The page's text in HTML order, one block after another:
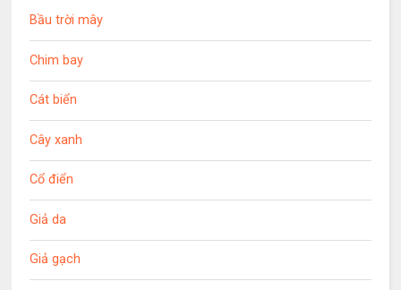
Bầu trời mây
Chim bay
Cát biển
Cây xanh
Cổ điển
Giả da
Giả gạch